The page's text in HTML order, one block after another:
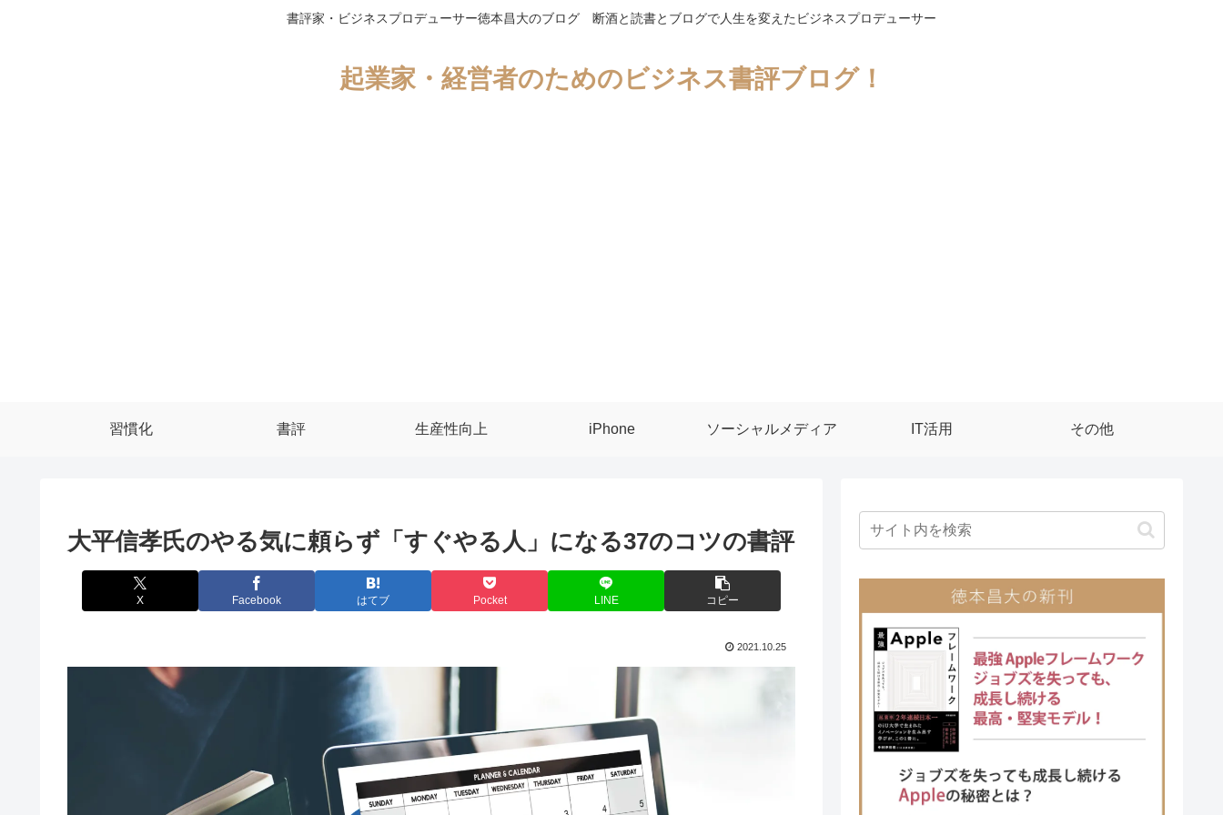
書評家・ビジネスプロデューサー徳本昌大のブログ 断酒と読書とブログで人生を変えたビジネスプロデューサー
起業家・経営者のためのビジネス書評ブログ！
習慣化 書評 生産性向上 iPhone ソーシャルメディア IT活用 その他
大平信孝氏のやる気に頼らず「すぐやる人」になる37のコツの書評
X Facebook はてブ Pocket LINE コピー
2021.10.25